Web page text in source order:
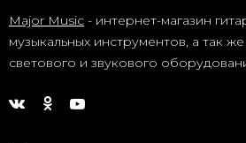
Major Music - интернет-магазин
музыкальных инструментов, а так же
светового и звукового